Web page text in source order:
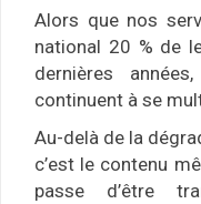
Alors que nos
national 20 % de
dernières
continuent à se
Au-delà de la
c’est le contenu
passe d’être